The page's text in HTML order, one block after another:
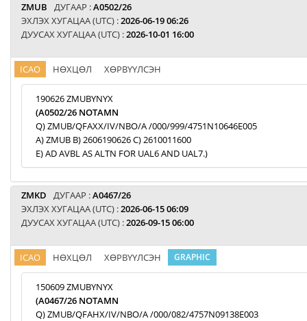
ZMUB ДУГААР :A0502/26
ЭХЛЭХ ХУГАЦАА (UTC) :2026-06-19 06:26
ДУУСАХ ХУГАЦАА (UTC) :2026-10-01 16:00
ICAO НӨХЦӨЛ ХӨРВҮҮЛСЭН
190626 ZMUBYNYX
(A0502/26 NOTAMN
Q) ZMUB/QFAXX/IV/NBO/A /000/999/4751N10646E005
A) ZMUB B) 2606190626 C) 2610011600
E) AD AVBL AS ALTN FOR UAL6 AND UAL7.)
ZMKD ДУГААР :A0467/26
ЭХЛЭХ ХУГАЦАА (UTC) :2026-06-15 06:09
ДУУСАХ ХУГАЦАА (UTC) :2026-09-15 06:00
ICAO НӨХЦӨЛ ХӨРВҮҮЛСЭН GRAPHIC
150609 ZMUBYNYX
(A0467/26 NOTAMN
Q) ZMUB/QFAHX/IV/NBO/A /000/082/4757N09138E003